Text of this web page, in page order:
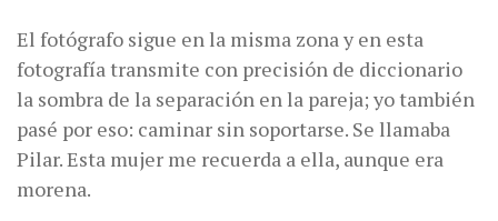
El fotógrafo sigue en la misma zona y en esta
fotografía transmite con precisión de diccionario
la sombra de la separación en la pareja; yo también
pasé por eso: caminar sin soportarse. Se llamaba
Pilar. Esta mujer me recuerda a ella, aunque era
morena.